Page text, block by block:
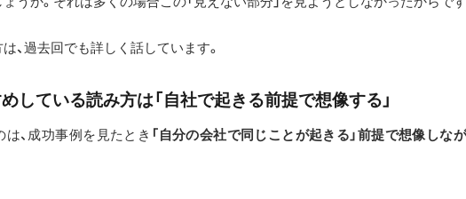
、過去回でも詳しく話しています。
している読み方は「自社で起きる前提で想像する」
、成功事例を見たとき 「自分の会社で同じことが起きる」前提で想像しな